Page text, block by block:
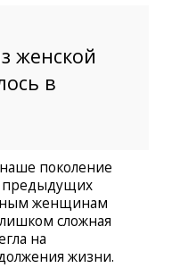
женской
в
поколение
предыдущих
женщинам
сложная
на
жизни.